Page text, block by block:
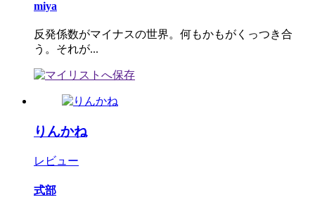
miya
反発係数がマイナスの世界。何もかもがくっつき合
う。それが...
りんかね
レビュー
式部